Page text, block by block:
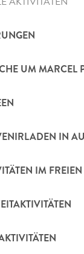
UM MARCEL
IN
IM FREIEN